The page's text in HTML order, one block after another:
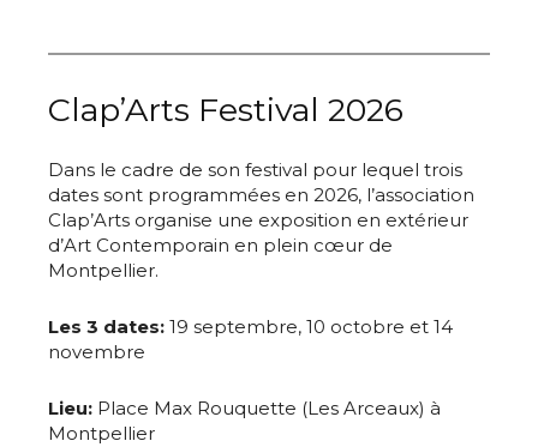
Clap’Arts Festival 2026
Dans le cadre de son festival pour lequel trois
dates sont programmées en 2026, l’association
Clap’Arts organise une exposition en extérieur
d’Art Contemporain en plein cœur de
Montpellier.
Les 3 dates: 19 septembre, 10 octobre et 14
novembre
Lieu: Place Max Rouquette (Les Arceaux) à
Montpellier